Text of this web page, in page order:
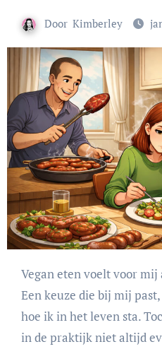
Door Kimberley
Vegan eten voelt voor mij als een bewuste keuze.
Een keuze die bij mij
hoe ik in het leven sta.
in de praktijk niet altijd